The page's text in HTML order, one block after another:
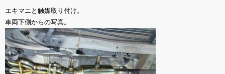
エキマニと触媒取り付け。
車両下側からの写真。